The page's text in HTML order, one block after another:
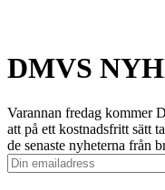
DMVS
Varannan fredag kommer
att på ett kostnadsfritt sätt
de senaste nyheterna från